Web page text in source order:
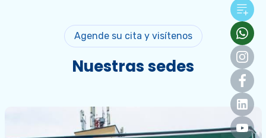
Agende su cita y visítenos
Nuestras sedes